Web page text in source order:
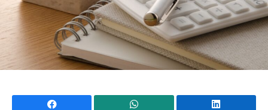
Facebook WhatsApp